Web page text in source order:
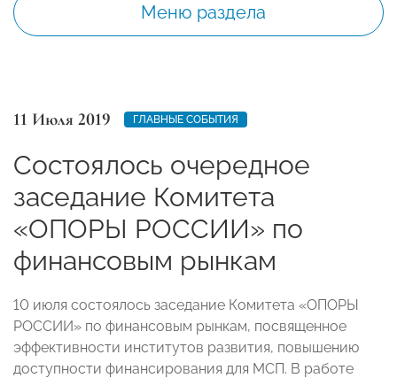
Меню раздела
11 Июля 2019 ГЛАВНЫЕ СОБЫТИЯ
Состоялось очередное
заседание Комитета
«ОПОРЫ РОССИИ» по
финансовым рынкам
10 июля состоялось заседание Комитета «ОПОРЫ
РОССИИ» по финансовым рынкам, посвященное
эффективности институтов развития, повышению
доступности финансирования для МСП. В работе